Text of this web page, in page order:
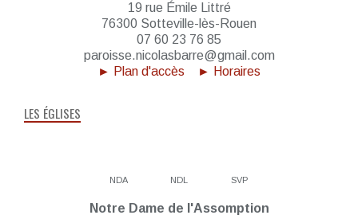
19 rue Émile Littré
76300 Sotteville-lès-Rouen
07 60 23 76 85
paroisse.nicolasbarre@gmail.com
► Plan d'accès
► Horaires
LES ÉGLISES
NDA NDL SVP
Notre Dame de l'Assomption